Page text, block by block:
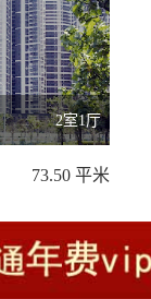
2室1厅
73.50 平米